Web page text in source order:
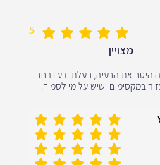
5
מצויין
היטב את הבעיה, בעלת ידע נרחב
במקסימום ושיש על מי לסמוך.